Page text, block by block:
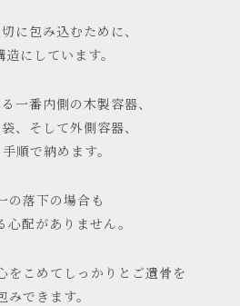
に包み込むために、
にしています。
一番内側の木製容器、
、そして外側容器、
順で納めます。
の落下の場合も
心配がありません。
をこめてしっかりとご遺骨を
みできます。